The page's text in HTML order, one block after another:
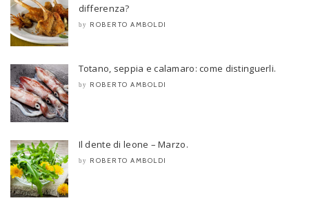
differenza?
by ROBERTO AMBOLDI
Totano, seppia e calamaro: come distinguerli.
by ROBERTO AMBOLDI
Il dente di leone – Marzo.
by ROBERTO AMBOLDI